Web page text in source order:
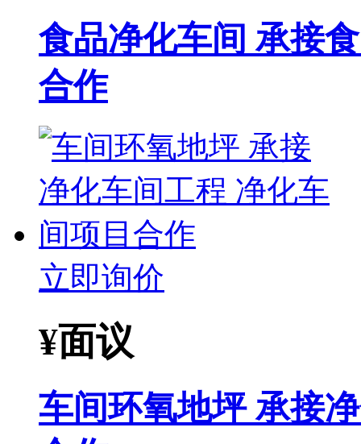
食品净化车间 承接
合作
立即询价
¥面议
车间环氧地坪 承接